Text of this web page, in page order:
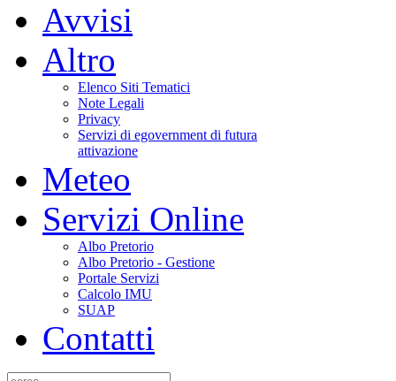
Avvisi
Altro
Elenco Siti Tematici
Note Legali
Privacy
Servizi di egovernment di futura
attivazione
Meteo
Servizi Online
Albo Pretorio
Albo Pretorio - Gestione
Portale Servizi
Calcolo IMU
SUAP
Contatti